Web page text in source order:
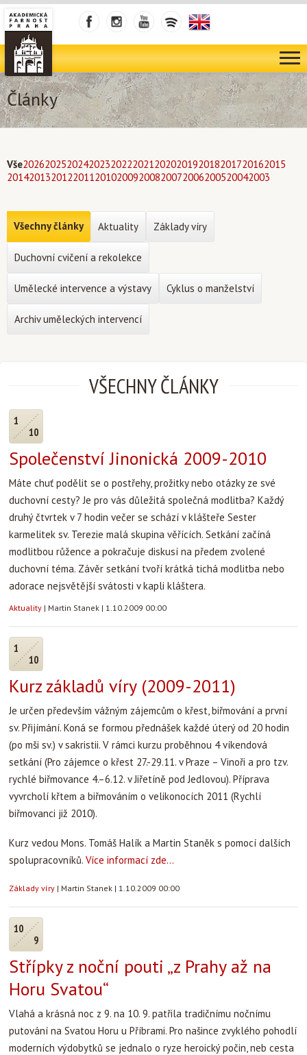
Články
Vše202620252024202320222021202020192018201720162015
201420132012201120102009200820072006200520042003
VŠECHNY ČLÁNKY
1
10
Společenství Jinonická 2009-2010
Máte chuť podělit se o postřehy, prožitky nebo otázky ze své
duchovní cesty? Je pro vás důležitá společná modlitba? Každý
druhý čtvrtek v 7 hodin večer se schází v klášteře Sester
karmelitek sv. Terezie malá skupina věřících. Setkání začíná
modlitbou růžence a pokračuje diskusí na předem zvolené
duchovní téma. Závěr setkání tvoří krátká tichá modlitba nebo
adorace nejsvětější svátosti v kapli kláštera.
Aktuality | Martin Stanek | 1.10.2009 00:00
1
10
Kurz základů víry (2009-2011)
Je určen především vážným zájemcům o křest, biřmování a první
sv. Přijímání. Koná se formou přednášek každé úterý od 20 hodin
(po mši sv.) v sakristii. V rámci kurzu proběhnou 4 víkendová
setkání (Pro zájemce o křest 27.-29.11. v Praze – Vinoři a pro tzv.
rychlé biřmovance 4.–6.12. v Jiřetíně pod Jedlovou). Příprava
vyvrcholí křtem a biřmováním o velikonocích 2011 (Rychlí
biřmovanci již 2010).
Kurz vedou Mons. Tomáš Halík a Martin Staněk s pomocí dalších
spolupracovníků. Více informací zde...
Základy víry | Martin Stanek | 1.10.2009 00:00
10
9
Střípky z noční pouti „z Prahy až na
Horu Svatou“
Vlahá a krásná noc z 9. na 10. 9. patřila tradičnímu nočnímu
putování na Svatou Horu u Příbrami. Pro našince zvyklého pohodlí
moderních výdobytků se jednalo o ryze heroický počin, neb cesta
Všechny články Aktuality Základy víry
Duchovní cvičení a rekolekce
Umělecké intervence a výstavy Cyklus o manželství
Archiv uměleckých intervencí